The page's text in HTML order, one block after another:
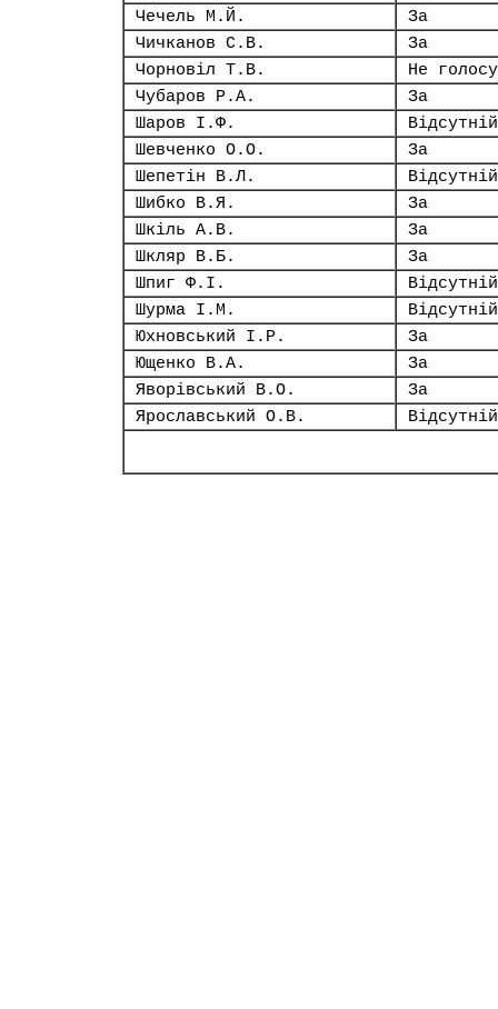
Чечель М.Й.
За
Чичканов С.В.
За
Чорновіл Т.В.
Не
Чубаров Р.А.
За
Шаров І.Ф.
Відсутній
Шевченко О.О.
За
Шепетін В.Л.
Відсутній
Шибко В.Я.
За
Шкіль А.В.
За
Шкляр В.Б.
За
Шпиг Ф.І.
Відсутній
Шурма І.М.
Відсутній
Юхновський І.Р.
За
Ющенко В.А.
За
Яворівський В.О.
За
Ярославський О.В.
Відсутній